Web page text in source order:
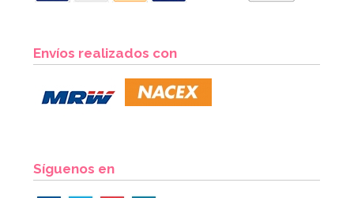
29,90€
Envíos realizados con
Síguenos en